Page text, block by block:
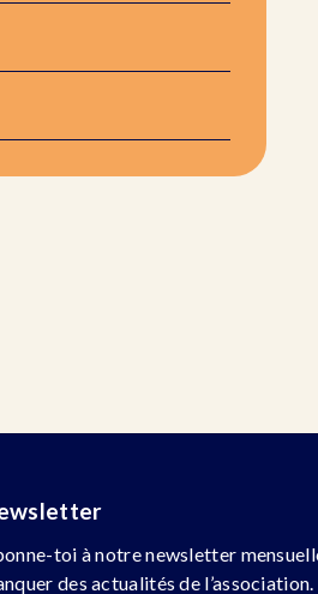
toi à notre newsletter
des actualités de l’association.